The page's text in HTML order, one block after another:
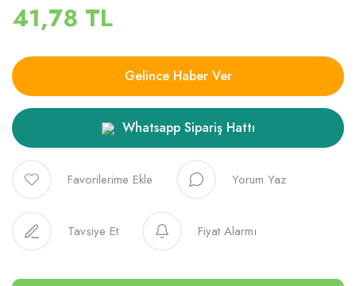
41,78 TL
Gelince Haber Ver
Whatsapp Sipariş Hattı
Yorum Yaz
Tavsiye Et Fiyat Alarmı